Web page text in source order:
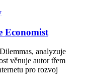
Economist
analyzuje
věnuje autor třem
pro rozvoj